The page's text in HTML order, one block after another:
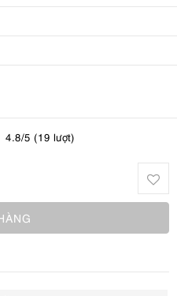
4.8/5 (19 lượt)